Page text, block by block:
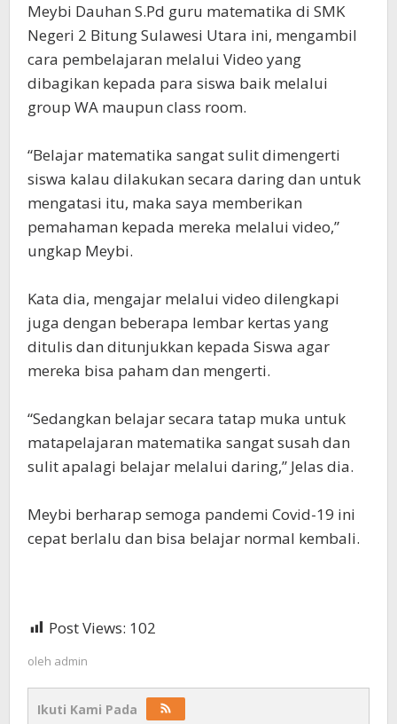
Meybi Dauhan S.Pd guru matematika di SMK
Negeri 2 Bitung Sulawesi Utara ini, mengambil
cara pembelajaran melalui Video yang
dibagikan kepada para siswa baik melalui
group WA maupun class room.
“Belajar matematika sangat sulit dimengerti
siswa kalau dilakukan secara daring dan untuk
mengatasi itu, maka saya memberikan
pemahaman kepada mereka melalui video,”
ungkap Meybi.
Kata dia, mengajar melalui video dilengkapi
juga dengan beberapa lembar kertas yang
ditulis dan ditunjukkan kepada Siswa agar
mereka bisa paham dan mengerti.
“Sedangkan belajar secara tatap muka untuk
matapelajaran matematika sangat susah dan
sulit apalagi belajar melalui daring,” Jelas dia.
Meybi berharap semoga pandemi Covid-19 ini
cepat berlalu dan bisa belajar normal kembali.
Post Views: 102
oleh admin
Ikuti Kami Pada